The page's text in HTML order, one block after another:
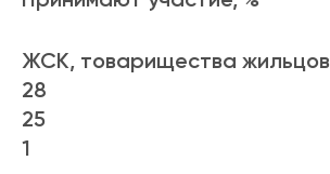
ЖСК, товарищества жильцов
28
25
1